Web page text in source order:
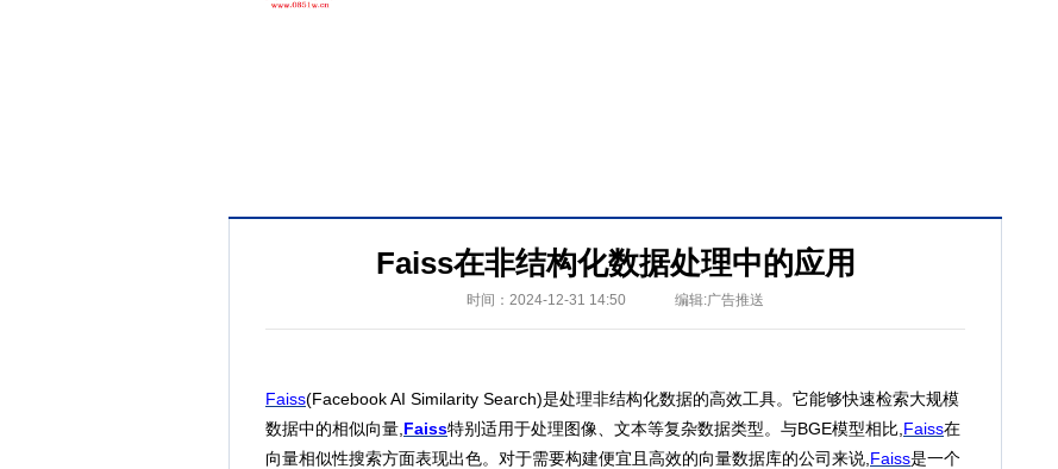
Faiss在非结构化数据处理中的应用
时间：2024-12-31 14:50 编辑:广告推送
Faiss(Facebook AI Similarity Search)是处理非结构化数据的高效工具。它能够快速检索大规模
数据中的相似向量, Faiss特别适用于处理图像、文本等复杂数据类型。与BGE模型相比, Faiss在
向量相似性搜索方面表现出色。对于需要构建便宜且高效的向量数据库的公司来说, Faiss是一个